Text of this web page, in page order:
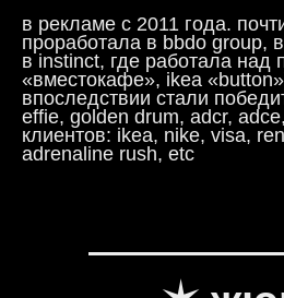
в рекламе с 2011 года.
проработала в bbdo group,
в instinct, где работала над
«вместокафе», ikea
впоследствии стали
effie, golden drum, adcr,
клиентов: ikea, nike, visa,
adrenaline rush, etc